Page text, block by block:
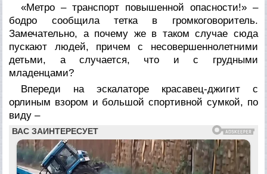
«Метро – транспорт повышенной опасности!» –
бодро сообщила тетка в громкоговоритель.
Замечательно, а почему же в таком случае сюда
пускают людей, причем с несовершеннолетними
детьми, а случается, что и с грудными
младенцами?
Впереди на эскалаторе красавец-джигит с
орлиным взором и большой спортивной сумкой, по
виду –